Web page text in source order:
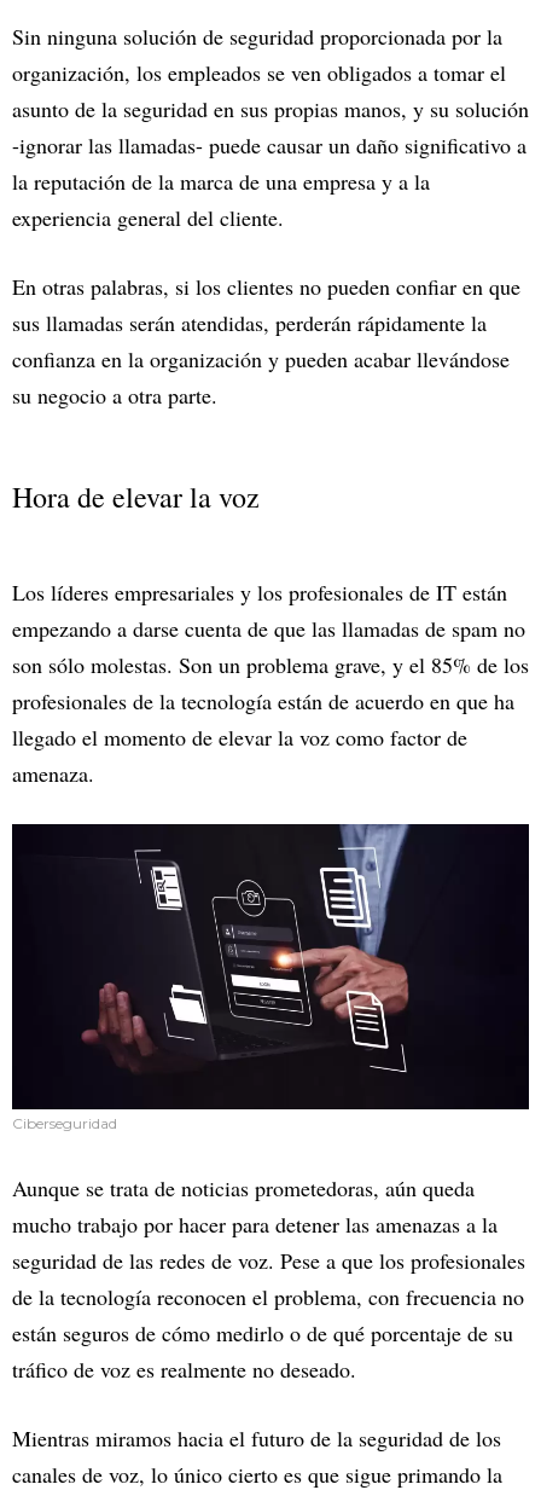
Sin ninguna solución de seguridad proporcionada por la
organización, los empleados se ven obligados a tomar el
asunto de la seguridad en sus propias manos, y su solución
-ignorar las llamadas- puede causar un daño significativo a
la reputación de la marca de una empresa y a la
experiencia general del cliente.
En otras palabras, si los clientes no pueden confiar en que
sus llamadas serán atendidas, perderán rápidamente la
confianza en la organización y pueden acabar llevándose
su negocio a otra parte.
Hora de elevar la voz
Los líderes empresariales y los profesionales de IT están
empezando a darse cuenta de que las llamadas de spam no
son sólo molestas. Son un problema grave, y el 85% de los
profesionales de la tecnología están de acuerdo en que ha
llegado el momento de elevar la voz como factor de
amenaza.
Ciberseguridad
Aunque se trata de noticias prometedoras, aún queda
mucho trabajo por hacer para detener las amenazas a la
seguridad de las redes de voz. Pese a que los profesionales
de la tecnología reconocen el problema, con frecuencia no
están seguros de cómo medirlo o de qué porcentaje de su
tráfico de voz es realmente no deseado.
Mientras miramos hacia el futuro de la seguridad de los
canales de voz, lo único cierto es que sigue primando la